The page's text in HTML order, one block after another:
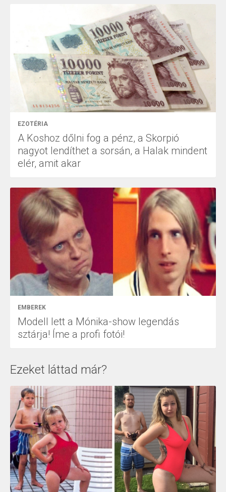
EZOTÉRIA
A Koshoz dőlni fog a pénz, a Skorpió
nagyot lendíthet a sorsán, a Halak mindent
elér, amit akar
EMBEREK
Modell lett a Mónika-show legendás
sztárja! Íme a profi fotói!
Ezeket láttad már?